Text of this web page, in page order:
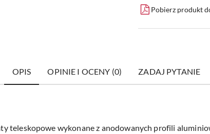
Pobierz produkt
OPIS OPINIE I OCENY (0) ZADAJ PYTANIE
teleskopowe wykonane z anodowanych profili